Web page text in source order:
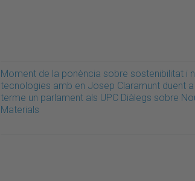
Moment de la ponència sobre sostenibilitat i
tecnologies amb en Josep Claramunt duent a
terme un parlament als UPC Diàlegs sobre
Materials